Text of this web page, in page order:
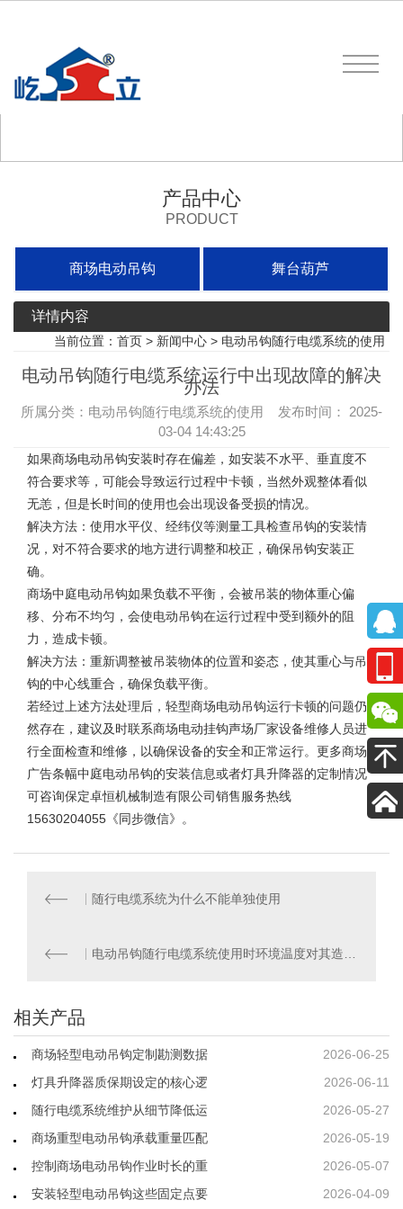
产品中心
PRODUCT
商场电动吊钩 舞台葫芦
详情内容
当前位置： 首页 > 新闻中心 > 电动吊钩随行电缆系统的使用
电动吊钩随行电缆系统运行中出现故障的解决
办法
所属分类：电动吊钩随行电缆系统的使用 发布时间： 2025-
03-04 14:43:25
如果商场电动吊钩安装时存在偏差，如安装不水平、垂直度不
符合要求等，可能会导致运行过程中卡顿，当然外观整体看似
无恙，但是长时间的使用也会出现设备受损的情况。
解决方法：使用水平仪、经纬仪等测量工具检查吊钩的安装情
况，对不符合要求的地方进行调整和校正，确保吊钩安装正
确。
商场中庭电动吊钩如果负载不平衡，会被吊装的物体重心偏
移、分布不均匀，会使电动吊钩在运行过程中受到额外的阻
力，造成卡顿。
解决方法：重新调整被吊装物体的位置和姿态，使其重心与吊
钩的中心线重合，确保负载平衡。
若经过上述方法处理后，轻型商场电动吊钩运行卡顿的问题仍
然存在，建议及时联系商场电动挂钩声场厂家设备维修人员进
行全面检查和维修，以确保设备的安全和正常运行。更多商场
广告条幅中庭电动吊钩的安装信息或者灯具升降器的定制情况
可咨询保定卓恒机械制造有限公司销售服务热线
15630204055《同步微信》。
随行电缆系统为什么不能单独使用
相关产品
2026-06-25
商场轻型电动吊钩定制勘测数据
2026-06-11
灯具升降器质保期设定的核心逻
2026-05-27
随行电缆系统维护从细节降低运
2026-05-19
商场重型电动吊钩承载重量匹配
2026-05-07
控制商场电动吊钩作业时长的重
2026-04-09
安装轻型电动吊钩这些固定点要